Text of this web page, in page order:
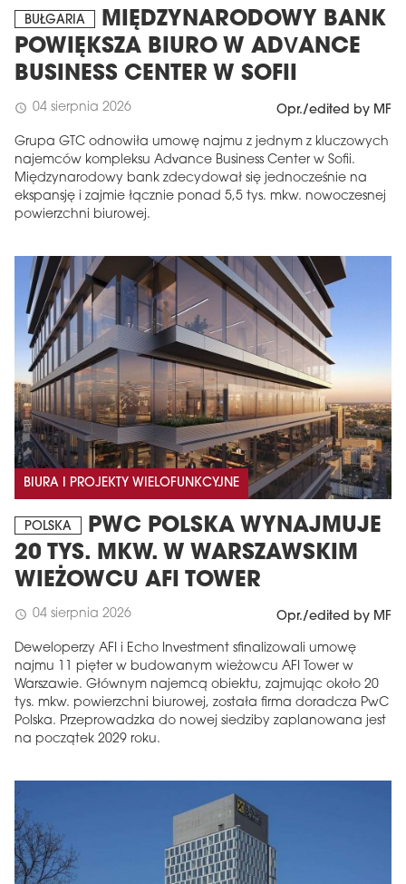
BUŁGARIA
MIĘDZYNARODOWY BANK
POWIĘKSZA BIURO W ADVANCE
BUSINESS CENTER W SOFII
schedule 04 sierpnia 2026 Opr./edited by MF
Grupa GTC odnowiła umowę najmu z jednym z kluczowych
najemców kompleksu Advance Business Center w Sofii.
Międzynarodowy bank zdecydował się jednocześnie na
ekspansję i zajmie łącznie ponad 5,5 tys. mkw. nowoczesnej
powierzchni biurowej.
BIURA I PROJEKTY WIELOFUNKCYJNE
POLSKA
PWC POLSKA WYNAJMUJE
20 TYS. MKW. W WARSZAWSKIM
WIEŻOWCU AFI TOWER
schedule 04 sierpnia 2026 Opr./edited by MF
Deweloperzy AFI i Echo Investment sfinalizowali umowę
najmu 11 pięter w budowanym wieżowcu AFI Tower w
Warszawie. Głównym najemcą obiektu, zajmując około 20
tys. mkw. powierzchni biurowej, została firma doradcza PwC
Polska. Przeprowadzka do nowej siedziby zaplanowana jest
na początek 2029 roku.